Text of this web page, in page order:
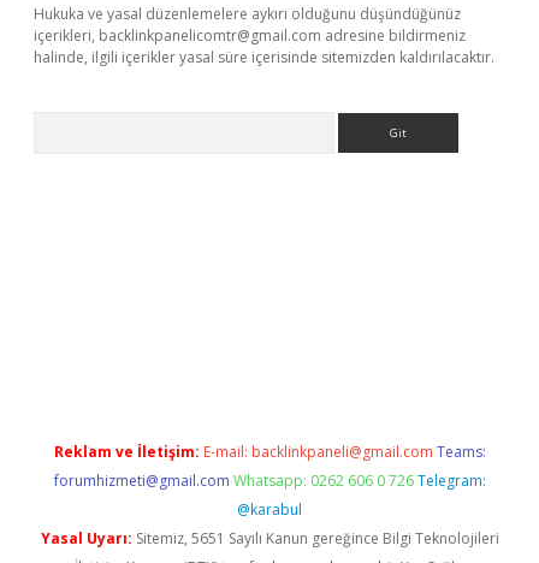
Hukuka ve yasal düzenlemelere aykırı olduğunu düşündüğünüz
içerikleri, backlinkpanelicomtr@gmail.com adresine bildirmeniz
halinde, ilgili içerikler yasal süre içerisinde sitemizden kaldırılacaktır.
Reklam ve İletişim: E-mail: backlinkpaneli@gmail.com Teams:
forumhizmeti@gmail.com Whatsapp: 0262 606 0 726 Telegram:
@karabul
Yasal Uyarı: Sitemiz, 5651 Sayılı Kanun gereğince Bilgi Teknolojileri